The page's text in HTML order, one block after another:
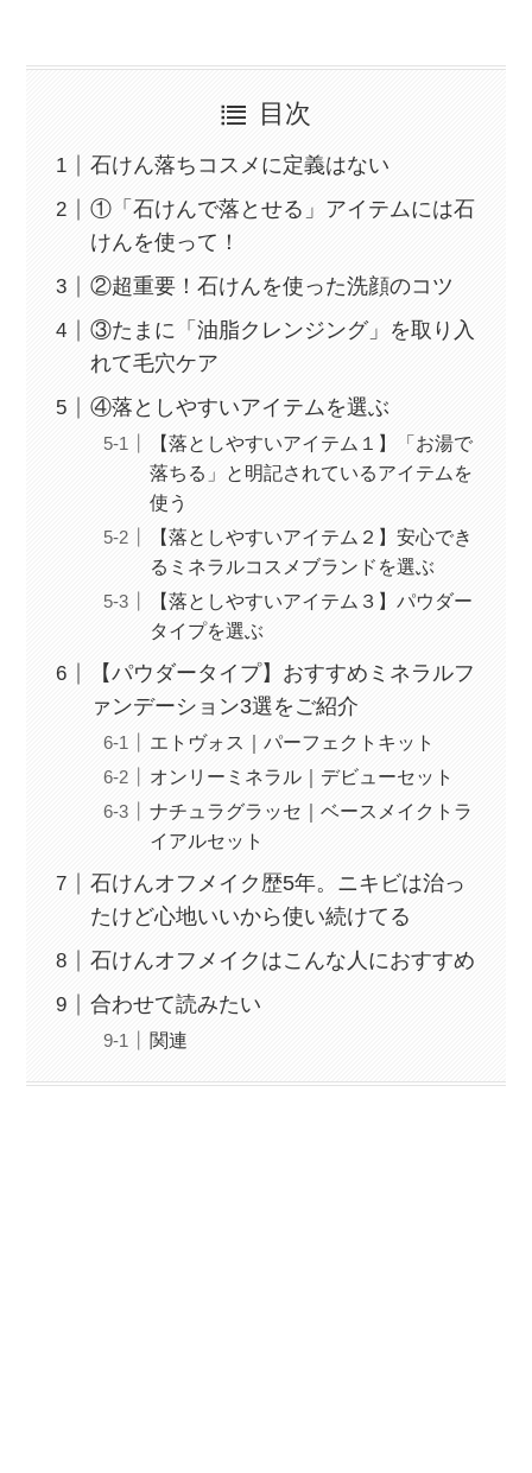
目次
石けん落ちコスメに定義はない
①「石けんで落とせる」アイテムには石
けんを使って！
②超重要！石けんを使った洗顔のコツ
③たまに「油脂クレンジング」を取り入
れて毛穴ケア
④落としやすいアイテムを選ぶ
【落としやすいアイテム１】「お湯で
落ちる」と明記されているアイテムを
使う
【落としやすいアイテム２】安心でき
るミネラルコスメブランドを選ぶ
【落としやすいアイテム３】パウダー
タイプを選ぶ
【パウダータイプ】おすすめミネラルフ
ァンデーション3選をご紹介
エトヴォス｜パーフェクトキット
オンリーミネラル｜デビューセット
ナチュラグラッセ｜ベースメイクトラ
イアルセット
石けんオフメイク歴5年。ニキビは治っ
たけど心地いいから使い続けてる
石けんオフメイクはこんな人におすすめ
合わせて読みたい
関連